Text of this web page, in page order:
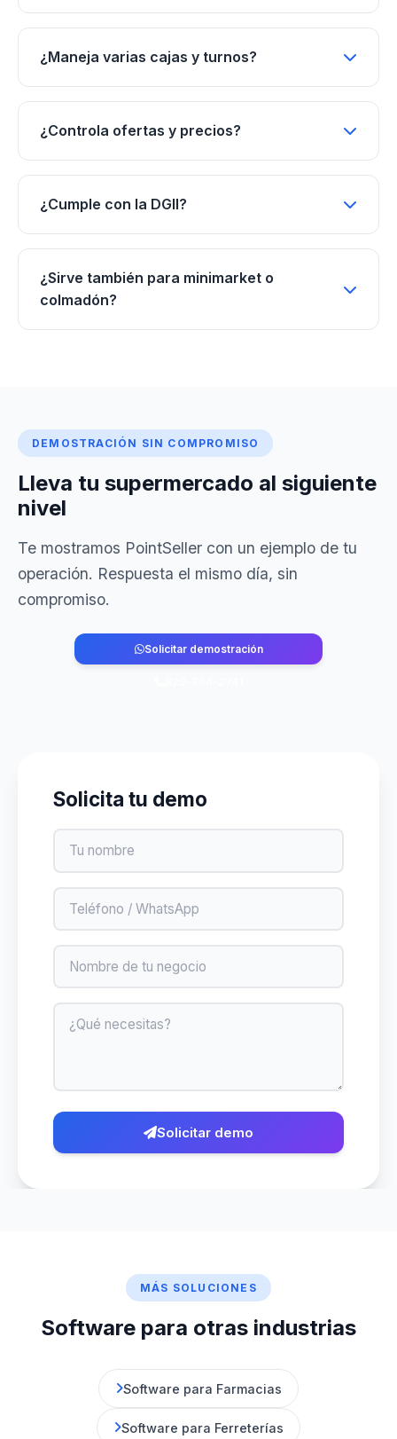
¿Maneja varias cajas y turnos?
¿Controla ofertas y precios?
¿Cumple con la DGII?
¿Sirve también para minimarket o
colmadón?
DEMOSTRACIÓN SIN COMPROMISO
Lleva tu supermercado al siguiente
nivel
Te mostramos PointSeller con un ejemplo de tu
operación. Respuesta el mismo día, sin
compromiso.
Solicitar demostración
Solicita tu demo
Teléfono
Negocio
Mensaje
Solicitar demo
MÁS SOLUCIONES
Software para otras industrias
Software para Farmacias
Software para Ferreterías